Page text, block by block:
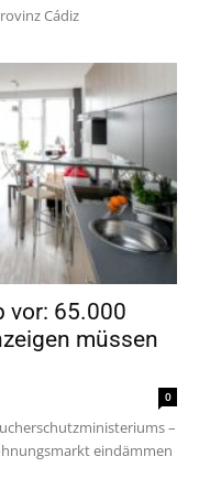
Cádiz
vor: 65.000
müssen
0
–
eindämmen